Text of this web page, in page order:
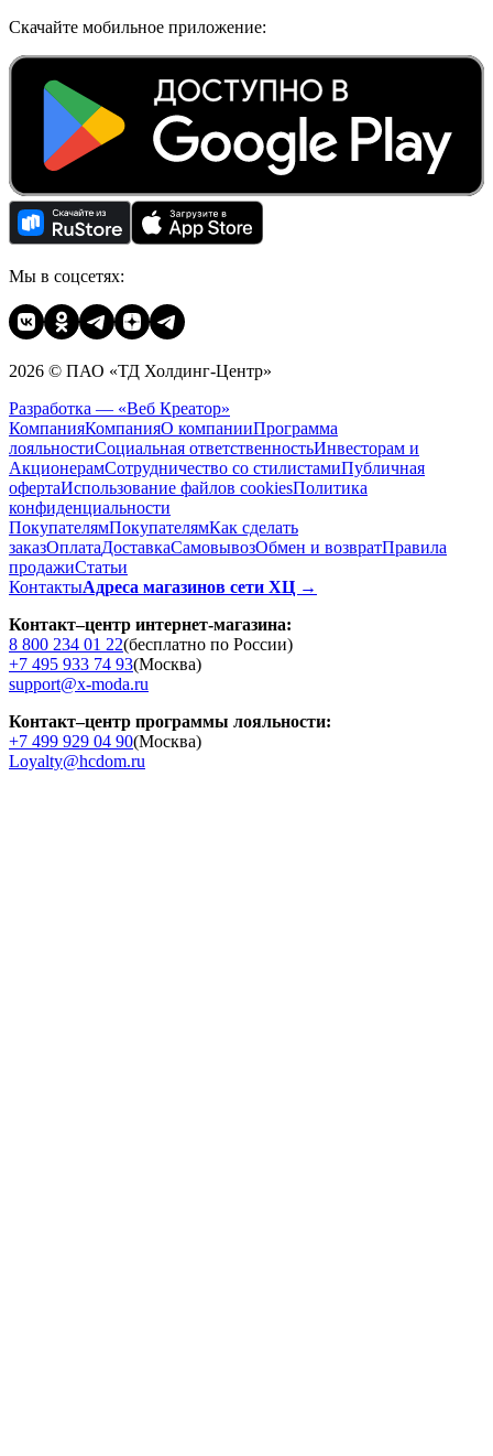
Скачайте мобильное приложение:
Мы в соцсетях:
2026 © ПАО «ТД Холдинг-Центр»
Разработка — «Веб Креатор»
КомпанияКомпанияО компанииПрограмма
лояльностиСоциальная ответственностьИнвесторам и
АкционерамСотрудничество со стилистамиПубличная
офертаИспользование файлов cookiesПолитика
конфиденциальности
ПокупателямПокупателямКак сделать
заказОплатаДоставкаCамовывозОбмен и возвратПравила
продажиСтатьи
КонтактыАдреса магазинов сети ХЦ →
Контакт–центр интернет-магазина:
8 800 234 01 22(бесплатно по России)
+7 495 933 74 93(Москва)
support@x-moda.ru
Контакт–центр программы лояльности:
+7 499 929 04 90(Москва)
Loyalty@hcdom.ru